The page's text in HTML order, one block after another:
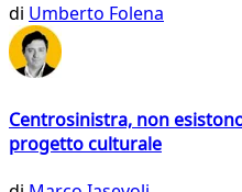
di Umberto Folena
Centrosinistra, non
progetto culturale